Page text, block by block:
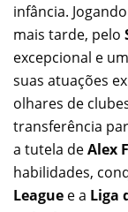
infância.
mais tarde, pelo
excepcional e
suas atuações
olhares de
transferência
a tutela deAlex
habilidades,
League e a Liga